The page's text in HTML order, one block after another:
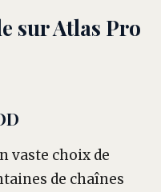
sur Atlas Pro
vaste choix de
de chaînes